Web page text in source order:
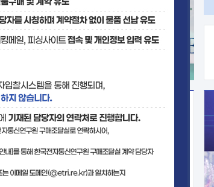
대외협력부
기술사업화플랫폼/기술이전
기술예고 중소기업 지원
보유특허 이전가능 기술